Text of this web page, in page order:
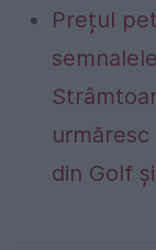
Prețul
din Golf